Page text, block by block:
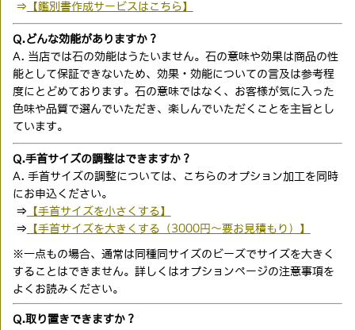
⇒ 【鑑別書作成サービスはこちら】
Q.どんな効能がありますか？
A. 当店では石の効能はうたいません。石の意味や効果は商品の性
能として保証できないため、効果・効能についての言及は参考程
度にとどめております。石の意味ではなく、お客様が気に入った
色味や品質で選んでいただき、楽しんでいただくことを主旨とし
ています。
Q.手首サイズの調整はできますか？
A. 手首サイズの調整については、こちらのオプション加工を同時
にお申込ください。
⇒ 【手首サイズを小さくする】
⇒ 【手首サイズを大きくする（3000円〜要お見積もり）】
※一点もの場合、通常は同種同サイズのビーズでサイズを大きく
することはできません。詳しくはオプションページの注意事項を
よくお読みください。
Q.取り置きできますか？